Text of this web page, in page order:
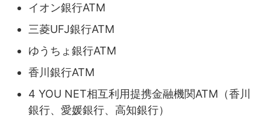
イオン銀行ATM
三菱UFJ銀行ATM
ゆうちょ銀行ATM
香川銀行ATM
4 YOU NET相互利用提携金融機関ATM（香川
銀行、愛媛銀行、高知銀行）